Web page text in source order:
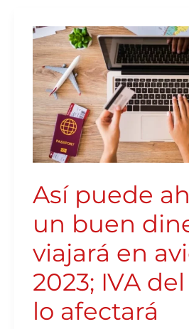
Así puede
un buen
viajará en
2023; IVA del
lo afectará
ASÍ
PUEDE
AHORRAR
UN
BUEN
DINERO
SI
VIAJARÁ
EN
AVIÓN
EN
2023;
IVA
DEL
19
%
NO